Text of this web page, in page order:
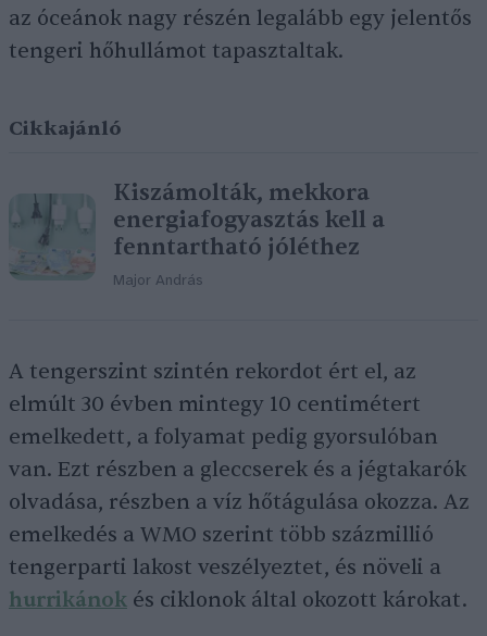
az óceánok nagy részén legalább egy jelentős
tengeri hőhullámot tapasztaltak.
Cikkajánló
Kiszámolták, mekkora
energiafogyasztás kell a
fenntartható jóléthez
Major András
A tengerszint szintén rekordot ért el, az
elmúlt 30 évben mintegy 10 centimétert
emelkedett, a folyamat pedig gyorsulóban
van. Ezt részben a gleccserek és a jégtakarók
olvadása, részben a víz hőtágulása okozza. Az
emelkedés a WMO szerint több százmillió
tengerparti lakost veszélyeztet, és növeli a
hurrikánok és ciklonok által okozott károkat.